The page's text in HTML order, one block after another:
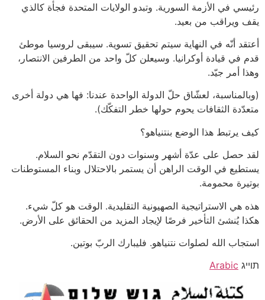
رئيسي في الأزمة السورية. وتبدو الولايات المتحدة فجأة كالذي
يقف ويراقب من بعيد.
أعتقد أنّه في النهاية سيتم تحقيق تسوية. سيبقى لروسيا موطئ
قدم في قيادة أوكرانيا. وسيعلن كلّ واحد من الطرفين الانتصار،
وهذا أمر جيّد.
(وبالمناسبة، لعشّاق حلّ الدولة الواحدة عندنا: فها هي دولة أخرى
متعدّدة الثقافات يحوم حولها خطر التفكّك).
كيف يرتبط هذا الوضع بنتنياهو؟
لقد حصل على عدّة أشهر وسنوات دون التقدّم نحو السلام.
يستطيع في الوقت الراهن أن يستمر بالاحتلال وبناء المستوطنات
بوتيرة محمومة.
هذه هي الاستراتيجية الصهيونية التقليدية. الوقت هو كلّ شيء.
هكذا يُنشئ التأخير فرصًا لإيجاد المزيد من الحقائق على الأرض.
استجاب الله لصلوات نتنياهو. فليبارك الربّ بوتين.
תוייג Arabic